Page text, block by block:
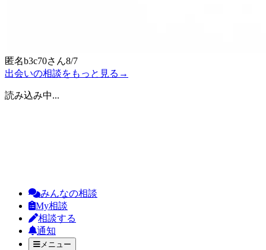
匿名b3c70さん8/7
出会いの相談をもっと見る →
読み込み中...
みんなの相談
My相談
相談する
通知
メニュー